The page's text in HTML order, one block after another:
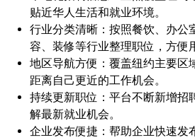
贴近华人生活和就业环境。
行业分类清晰： 按照餐饮、办公
容、装修等行业整理职位，方便
地区导航方便： 覆盖纽约主要区
距离自己更近的工作机会。
持续更新职位： 平台不断新增招
解最新就业机会。
企业发布便捷： 帮助企业快速发